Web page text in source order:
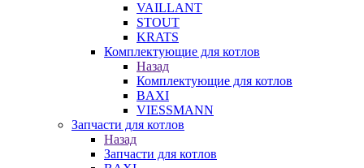
VAILLANT
STOUT
KRATS
Комплектующие для котлов
Назад
Комплектующие для котлов
BAXI
VIESSMANN
Запчасти для котлов
Назад
Запчасти для котлов